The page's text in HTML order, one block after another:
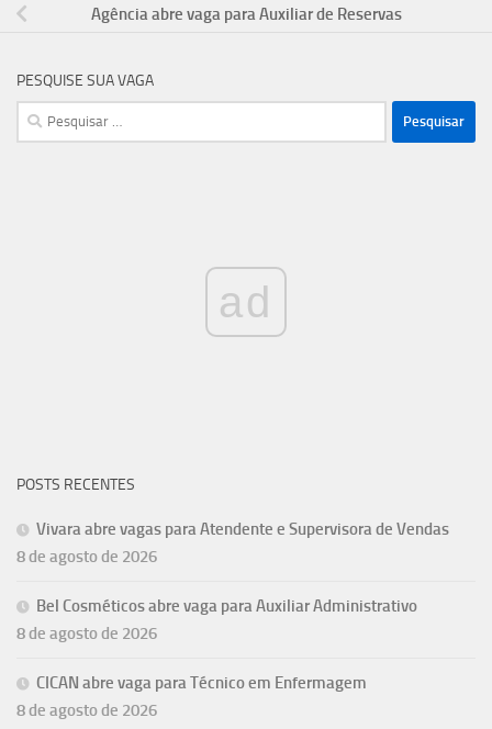
Agência abre vaga para Auxiliar de Reservas
PESQUISE SUA VAGA
Pesquisar
por:
ad
POSTS RECENTES
Vivara abre vagas para Atendente e Supervisora de Vendas
8 de agosto de 2026
Bel Cosméticos abre vaga para Auxiliar Administrativo
8 de agosto de 2026
CICAN abre vaga para Técnico em Enfermagem
8 de agosto de 2026